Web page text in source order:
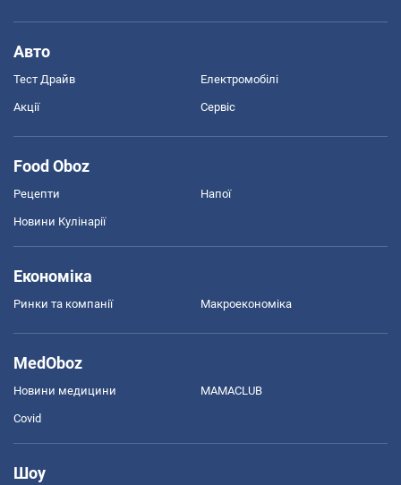
Авто
Тест Драйв Електромобілі
Акції Сервіс
Food Oboz
Рецепти Напої
Новини Кулінарії
Економіка
Ринки та компанії Макроекономіка
MedOboz
Новини медицини MAMACLUB
Covid
Шоу